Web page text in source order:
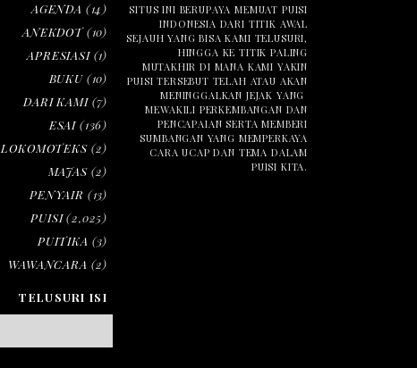
AGENDA (14)
ANEKDOT(10)
APRESIASI(1)
BUKU(10)
DARI KAMI(7)
ESAI (136)
LOKOMOTEKS(2)
MAJAS(2)
PENYAIR (13)
PUISI(2,025)
PUITIKA (3)
WAWANCARA (2)
TELUSURI ISI
SITUS INI BERUPAYA MEMUAT PUISI
INDONESIA DARI TITIK AWAL
SEJAUH YANG BISA KAMI TELUSURI,
HINGGA KE TITIK PALING
MUTAKHIR DI MANA KAMI YAKIN
PUISI TERSEBUT TELAH ATAU AKAN
MENINGGALKAN JEJAK YANG
MEWAKILI PERKEMBANGAN DAN
PENCAPAIAN SERTA MEMBERI
SUMBANGAN YANG MEMPERKAYA
CARA UCAP DAN TEMA DALAM
PUISI KITA.